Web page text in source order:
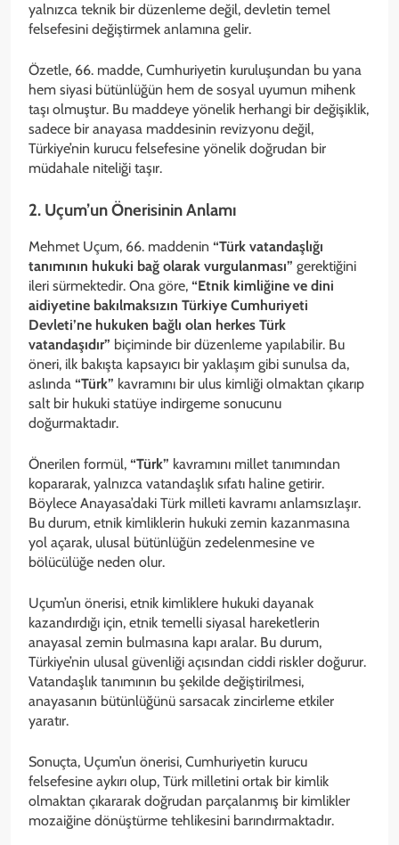
yalnızca teknik bir düzenleme değil, devletin temel
felsefesini değiştirmek anlamına gelir.
Özetle, 66. madde, Cumhuriyetin kuruluşundan bu yana
hem siyasi bütünlüğün hem de sosyal uyumun mihenk
taşı olmuştur. Bu maddeye yönelik herhangi bir değişiklik,
sadece bir anayasa maddesinin revizyonu değil,
Türkiye’nin kurucu felsefesine yönelik doğrudan bir
müdahale niteliği taşır.
2. Uçum’un Önerisinin Anlamı
Mehmet Uçum, 66. maddenin “Türk vatandaşlığı
tanımının hukuki bağ olarak vurgulanması” gerektiğini
ileri sürmektedir. Ona göre, “Etnik kimliğine ve dini
aidiyetine bakılmaksızın Türkiye Cumhuriyeti
Devleti’ne hukuken bağlı olan herkes Türk
vatandaşıdır” biçiminde bir düzenleme yapılabilir. Bu
öneri, ilk bakışta kapsayıcı bir yaklaşım gibi sunulsa da,
aslında “Türk” kavramını bir ulus kimliği olmaktan çıkarıp
salt bir hukuki statüye indirgeme sonucunu
doğurmaktadır.
Önerilen formül, “Türk” kavramını millet tanımından
kopararak, yalnızca vatandaşlık sıfatı haline getirir.
Böylece Anayasa’daki Türk milleti kavramı anlamsızlaşır.
Bu durum, etnik kimliklerin hukuki zemin kazanmasına
yol açarak, ulusal bütünlüğün zedelenmesine ve
bölücülüğe neden olur.
Uçum’un önerisi, etnik kimliklere hukuki dayanak
kazandırdığı için, etnik temelli siyasal hareketlerin
anayasal zemin bulmasına kapı aralar. Bu durum,
Türkiye’nin ulusal güvenliği açısından ciddi riskler doğurur.
Vatandaşlık tanımının bu şekilde değiştirilmesi,
anayasanın bütünlüğünü sarsacak zincirleme etkiler
yaratır.
Sonuçta, Uçum’un önerisi, Cumhuriyetin kurucu
felsefesine aykırı olup, Türk milletini ortak bir kimlik
olmaktan çıkararak doğrudan parçalanmış bir kimlikler
mozaiğine dönüştürme tehlikesini barındırmaktadır.